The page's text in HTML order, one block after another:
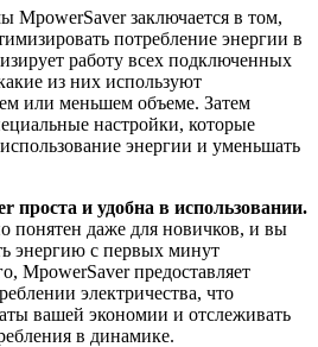
MpowerSaver заключается в том,
потребление энергии в
работу всех подключенных
из них используют
или меньшем объеме. Затем
настройки, которые
энергии и уменьшать
проста и удобна в использовании.
понятен даже для новичков, и вы
энергию с первых минут
MpowerSaver предоставляет
электричества, что
вашей экономии и отслеживать
в динамике.